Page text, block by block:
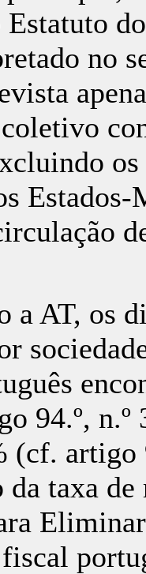
Estatuto
no
AT, os
94.º,
(cf.
da taxa